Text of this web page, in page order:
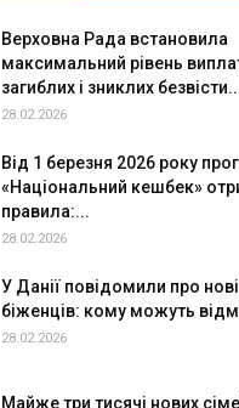
Верховна Рада встановила
максимальний рівень
загиблих і зниклих
28.02.2026
Від 1 березня 2026 року
«Національний кешбек»
правила:...
28.02.2026
У Данії повідомили про
біженців: кому можуть
28.02.2026
Майже три тисячі нових